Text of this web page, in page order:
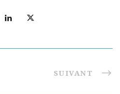
SUIVANT